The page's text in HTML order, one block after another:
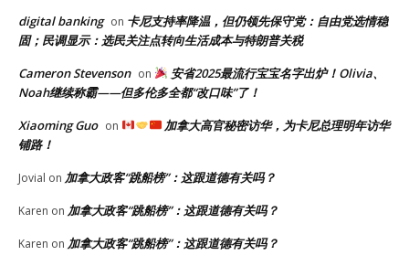
digital banking on 卡尼支持率降温，但仍领先保守党：自由党选情稳
固；民调显示：选民关注点转向生活成本与特朗普关税
Cameron Stevenson on
安省2025最流行宝宝名字出炉！Olivia、
Noah继续称霸——但多伦多全都“改口味”了！
Xiaoming Guo on
加拿大高官秘密访华，为卡尼总理明年访华
铺路！
Jovial on 加拿大政客“跳船榜”：这跟道德有关吗？
Karen on 加拿大政客“跳船榜”：这跟道德有关吗？
Karen on 加拿大政客“跳船榜”：这跟道德有关吗？